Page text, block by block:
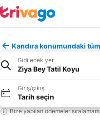
Kandıra konumundaki
Gidilecek yer
Ziya Bey Tatil Koyu
Giriş/çıkış
Tarih seçin
Bize yapılan ödemeler